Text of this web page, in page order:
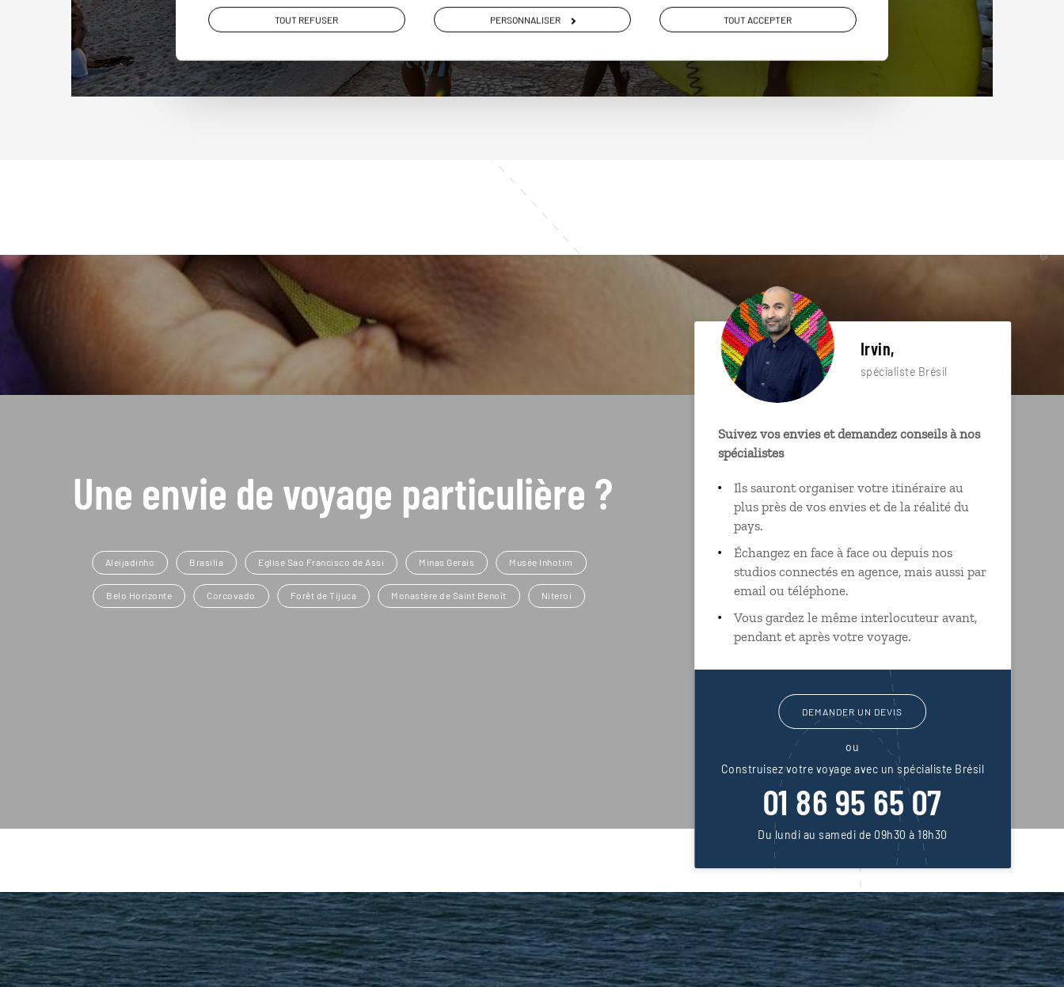
TOUT REFUSER PERSONNALISER TOUT ACCEPTER
DÉCOUVRIR
Une envie de voyage particulière ?
Aleijadinho Brasilia Eglise Sao Francisco de Assi Minas Gerais Musée Inhotim
Belo Horizonte Corcovado Forêt de Tijuca Monastère de Saint Benoît Niteroi
Irvin,
spécialiste Brésil
Suivez vos envies et demandez conseils à nos
spécialistes
Ils sauront organiser votre itinéraire au
plus près de vos envies et de la réalité du
pays.
Échangez en face à face ou depuis nos
studios connectés en agence, mais aussi par
email ou téléphone.
Vous gardez le même interlocuteur avant,
pendant et après votre voyage.
DEMANDER UN DEVIS
ou
Construisez votre voyage avec un spécialiste Brésil
01 86 95 65 07
Du lundi au samedi de 09h30 à 18h30